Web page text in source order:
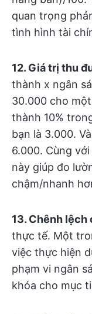
quan trọng
tình hình tài
12. Giá trị thu
thành x ngân
30.000 cho
thành 10%
bạn là 3.000.
6.000. Cùng
này giúp đo
chậm/nhanh
13. Chênh lệch
thực tế. Một
việc thực hiện
phạm vi ngân
khóa cho mục